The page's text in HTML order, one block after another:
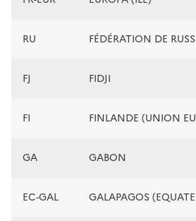
RU FÉDÉRATION DE
FJ FIDJI
FI FINLANDE (UNION
GA GABON
EC-GAL GALAPAGOS